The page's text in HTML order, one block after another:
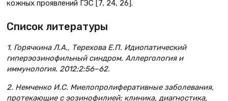
кожных проявлений ГЭС [7, 24, 26].
Список литературы
1. Горячкина Л.А., Терехова Е.П. Идиопатический
гиперэозинофильный синдром. Аллергология и
иммунология. 2012;2:56–62.
2. Немченко И.С. Миелопролиферативные заболевания,
протекающие с эозинофилией: клиника, диагностика,